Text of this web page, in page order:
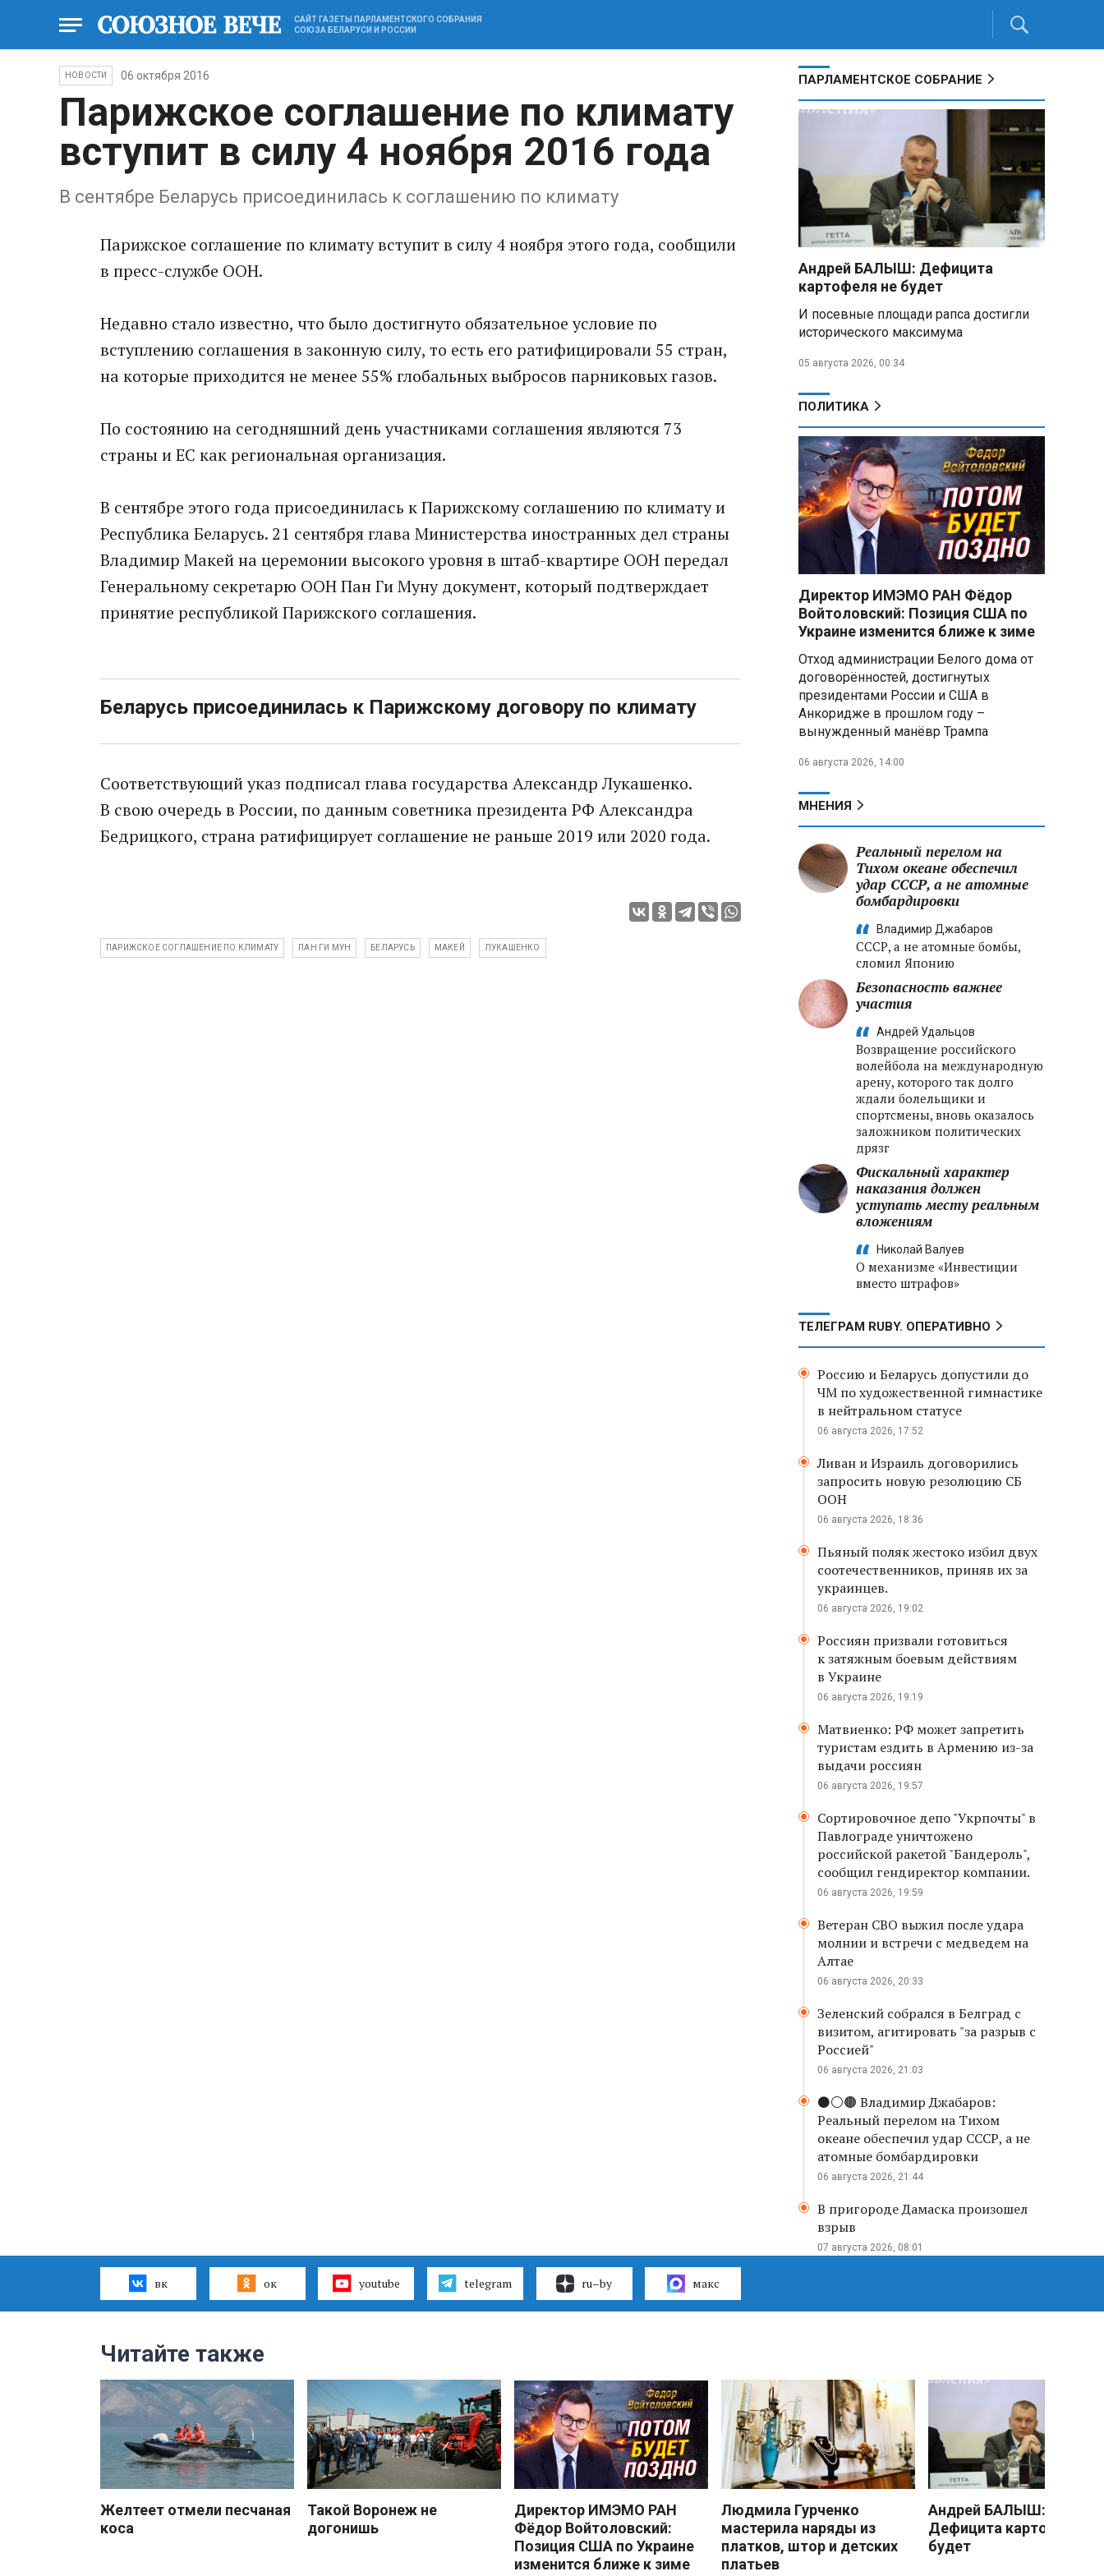
САЙТ ГАЗЕТЫ ПАРЛАМЕНТСКОГО СОБРАНИЯ
СОЮЗА БЕЛАРУСИ И РОССИИ
НОВОСТИ 06 октября 2016
Парижское соглашение по климату
вступит в силу 4 ноября 2016 года
В сентябре Беларусь присоединилась к соглашению по климату
Парижское соглашение по климату вступит в силу 4 ноября этого года, сообщили
в пресс-службе ООН.
Недавно стало известно, что было достигнуто обязательное условие по
вступлению соглашения в законную силу, то есть его ратифицировали 55 стран,
на которые приходится не менее 55% глобальных выбросов парниковых газов.
По состоянию на сегодняшний день участниками соглашения являются 73
страны и ЕС как региональная организация.
В сентябре этого года присоединилась к Парижскому соглашению по климату и
Республика Беларусь. 21 сентября глава Министерства иностранных дел страны
Владимир Макей на церемонии высокого уровня в штаб-квартире ООН передал
Генеральному секретарю ООН Пан Ги Муну документ, который подтверждает
принятие республикой Парижского соглашения.
Беларусь присоединилась к Парижскому договору по климату
Соответствующий указ подписал глава государства Александр Лукашенко.
В свою очередь в России, по данным советника президента РФ Александра
Бедрицкого, страна ратифицирует соглашение не раньше 2019 или 2020 года.
ПАРИЖСКОЕ СОГЛАШЕНИЕ ПО КЛИМАТУ ПАН ГИ МУН БЕЛАРУСЬ МАКЕЙ ЛУКАШЕНКО
ПАРЛАМЕНТСКОЕ СОБРАНИЕ
Андрей БАЛЫШ: Дефицита
картофеля не будет
И посевные площади рапса достигли
исторического максимума
05 августа 2026, 00:34
ПОЛИТИКА
Директор ИМЭМО РАН Фёдор
Войтоловский: Позиция США по
Украине изменится ближе к зиме
Отход администрации Белого дома от
договорённостей, достигнутых
президентами России и США в
Анкоридже в прошлом году –
вынужденный манёвр Трампа
06 августа 2026, 14:00
МНЕНИЯ
Реальный перелом на
Тихом океане обеспечил
удар СССР, а не атомные
бомбардировки
Владимир Джабаров
СССР, а не атомные бомбы,
сломил Японию
Безопасность важнее
участия
Андрей Удальцов
Возвращение российского
волейбола на международную
арену, которого так долго
ждали болельщики и
спортсмены, вновь оказалось
заложником политических
дрязг
Фискальный характер
наказания должен
уступать месту реальным
вложениям
Николай Валуев
О механизме «Инвестиции
вместо штрафов»
ТЕЛЕГРАМ RUBY. ОПЕРАТИВНО
Россию и Беларусь допустили до
ЧМ по художественной гимнастике
в нейтральном статусе
06 августа 2026, 17:52
Ливан и Израиль договорились
запросить новую резолюцию СБ
ООН
06 августа 2026, 18:36
Пьяный поляк жестоко избил двух
соотечественников, приняв их за
украинцев.
06 августа 2026, 19:02
Россиян призвали готовиться
к затяжным боевым действиям
в Украине
06 августа 2026, 19:19
Матвиенко: РФ может запретить
туристам ездить в Армению из-за
выдачи россиян
06 августа 2026, 19:57
Сортировочное депо "Укрпочты" в
Павлограде уничтожено
российской ракетой "Бандероль",
сообщил гендиректор компании.
06 августа 2026, 19:59
Ветеран СВО выжил после удара
молнии и встречи с медведем на
Алтае
06 августа 2026, 20:33
Зеленский собрался в Белград с
визитом, агитировать "за разрыв с
Россией"
06 августа 2026, 21:03
⚫️⚪️🟤 Владимир Джабаров:
Реальный перелом на Тихом
океане обеспечил удар СССР, а не
атомные бомбардировки
06 августа 2026, 21:44
В пригороде Дамаска произошел
взрыв
07 августа 2026, 08:01
вк ок youtube telegram ru–by макс
Читайте также
Желтеет отмели песчаная
коса
Такой Воронеж не
догонишь
Директор ИМЭМО РАН
Фёдор Войтоловский:
Позиция США по Украине
изменится ближе к зиме
Людмила Гурченко
мастерила наряды из
платков, штор и детских
платьев
Андрей БАЛЫШ:
Дефицита картофеля не
будет